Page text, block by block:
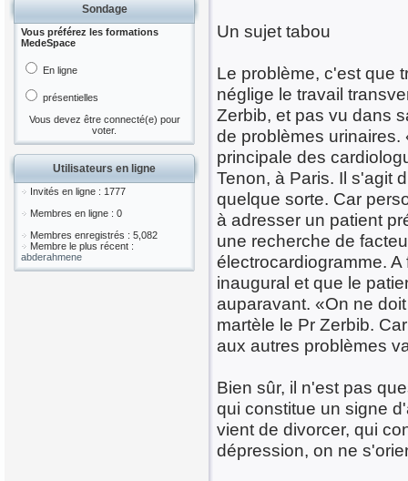
Sondage
Vous préférez les formations
MedeSpace
En ligne
présentielles
Vous devez être connecté(e) pour
voter.
Utilisateurs en ligne
Invités en ligne : 1777
Membres en ligne : 0
Membres enregistrés : 5,082
Membre le plus récent :
abderahmene
Un sujet tabou
Le problème, c'est que
néglige le travail
Zerbib, et pas vu dans
de problèmes
principale des
Tenon, à Paris. Il s'agit
quelque sorte. Car
à adresser un patient
une recherche de
électrocardiogramme.
inaugural et que le
auparavant. «On ne
martèle le Pr Zerbib.
aux autres problèmes
Bien sûr, il n'est pas
qui constitue un signe
vient de divorcer, qui
dépression, on ne